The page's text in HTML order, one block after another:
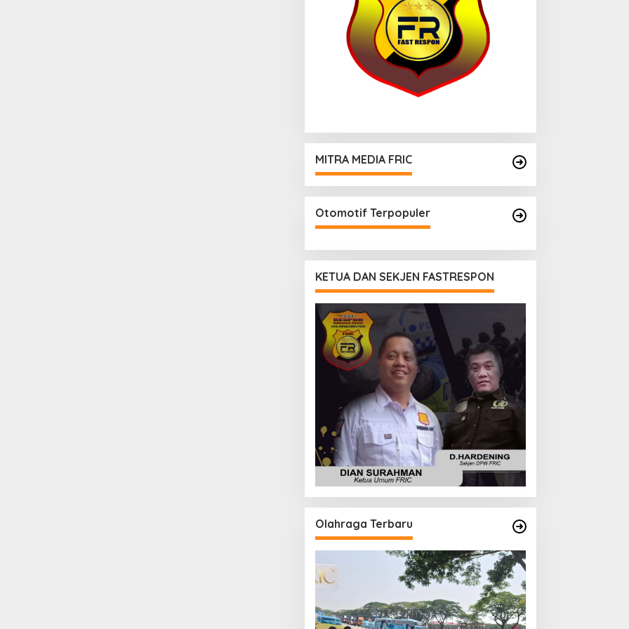
MITRA MEDIA FRIC
Otomotif Terpopuler
KETUA DAN SEKJEN FASTRESPON
Olahraga Terbaru